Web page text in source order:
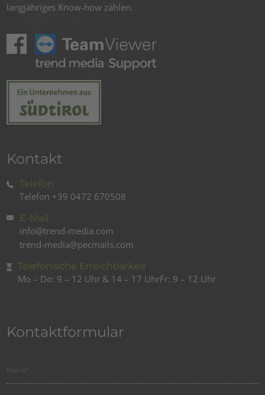
langjähriges Know-how zählen.
Kontakt
Telefon
Telefon +39 0472 670508
E-Mail
info@trend-media.com
trend-media@pecmails.com
Telefonische Erreichbarkeit
Mo – Do: 9 – 12 Uhr & 14 – 17 UhrFr: 9 – 12 Uhr
Kontaktformular